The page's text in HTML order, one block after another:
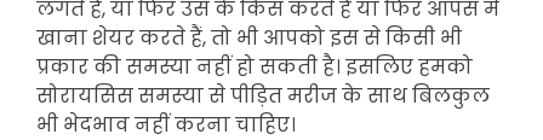
लगते हैं, या फिर उस के किस करते हैं या फिर आपस में
खाना शेयर करते हैं, तो भी आपको इस से किसी भी
प्रकार की समस्या नहीं हो सकती है। इसलिए हमको
सोरायसिस समस्या से पीड़ित मरीज के साथ बिलकुल
भी भेदभाव नहीं करना चाहिए।